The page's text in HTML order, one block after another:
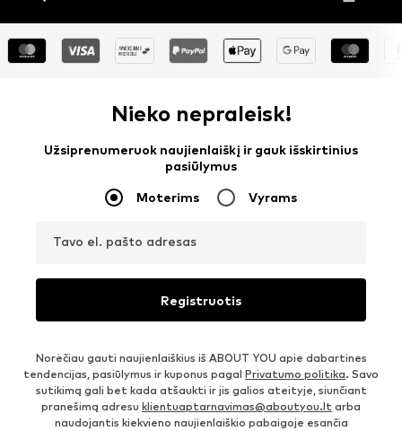
Nieko nepraleisk!
Užsiprenumeruok naujienlaiškį ir gauk išskirtinius
pasiūlymus
Moterims Vyrams
Tavo el. pašto adresas
Registruotis
Norėčiau gauti naujienlaiškius iš ABOUT YOU apie dabartines
tendencijas, pasiūlymus ir kuponus pagal Privatumo politika. Savo
sutikimą gali bet kada atšaukti ir jis galios ateityje, siunčiant
pranešimą adresu klientuaptarnavimas@aboutyou.lt arba
naudojantis kiekvieno naujienlaiškio pabaigoje esančia